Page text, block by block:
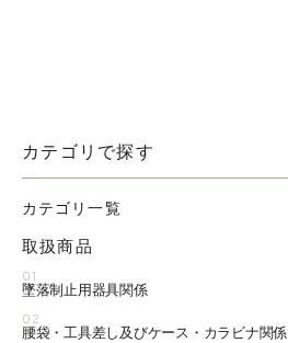
カテゴリで探す
カテゴリ一覧
取扱商品
01
墜落制止用器具関係
02
腰袋・工具差し及びケース・カラビナ関係